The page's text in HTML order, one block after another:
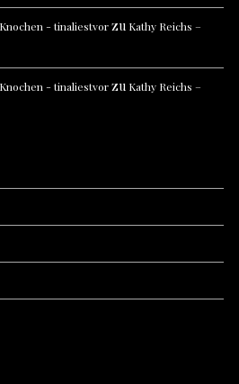
- tinaliestvorzu Kathy Reichs –
- tinaliestvorzu Kathy Reichs –